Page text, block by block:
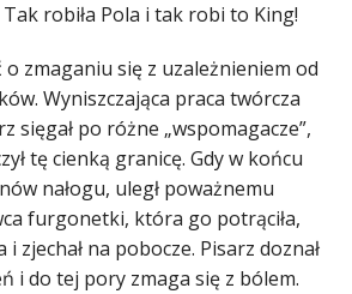
robiła Pola i tak robi to King!
zmaganiu się z uzależnieniem od
Wyniszczająca praca twórcza
sięgał po różne „wspomagacze”,
tę cienką granicę. Gdy w końcu
nałogu, uległ poważnemu
furgonetki, która go potrąciła,
i zjechał na pobocze. Pisarz doznał
i do tej pory zmaga się z bólem.